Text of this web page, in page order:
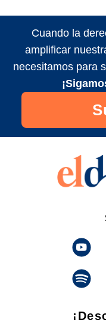
Cuando la
amplificar
necesitamos para